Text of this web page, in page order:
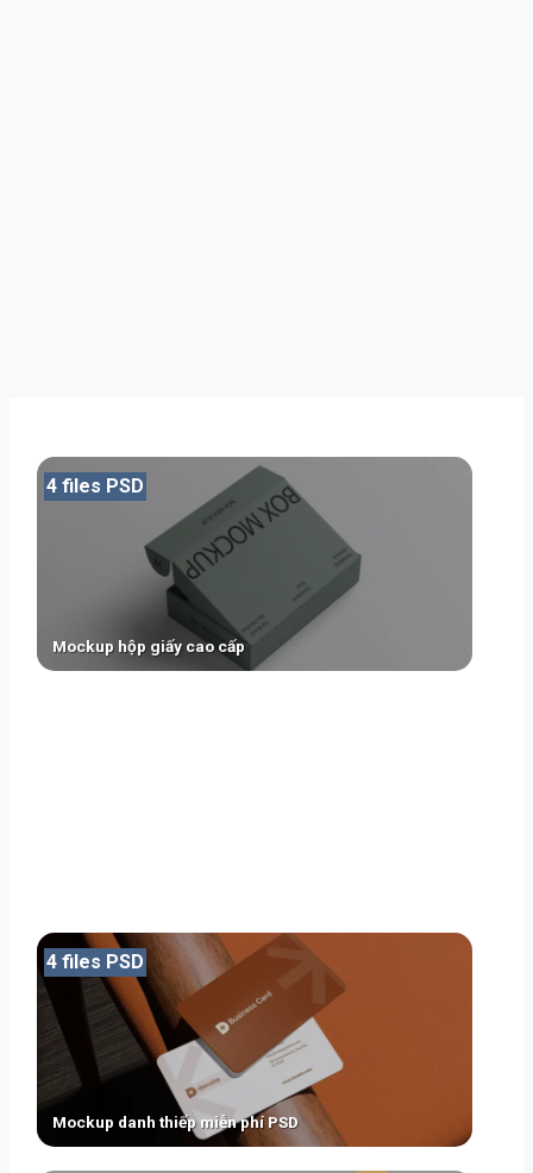
Mockup hộp giấy cao cấp
4 files PSD
Mockup danh thiếp miễn phí PSD
4 files PSD